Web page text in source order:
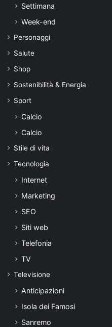
Settimana
Week-end
Personaggi
Salute
Shop
Sostenibilità & Energia
Sport
Calcio
Calcio
Stile di vita
Tecnologia
Internet
Marketing
SEO
Siti web
Telefonia
TV
Televisione
Anticipazioni
Isola dei Famosi
Sanremo